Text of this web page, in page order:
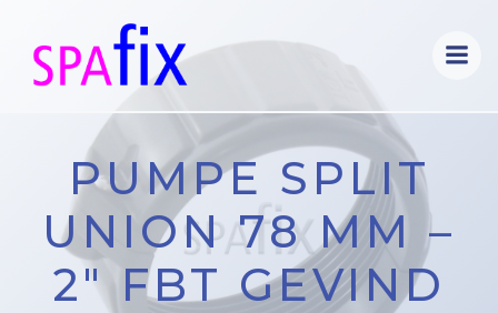
indhold
PUMPE SPLIT
UNION 78 MM –
2″ FBT GEVIND